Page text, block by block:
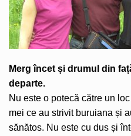
Merg încet și drumul din
departe.
Nu este o potecă către un
mei ce au strivit buruiana și
sănătos. Nu este cu dus și